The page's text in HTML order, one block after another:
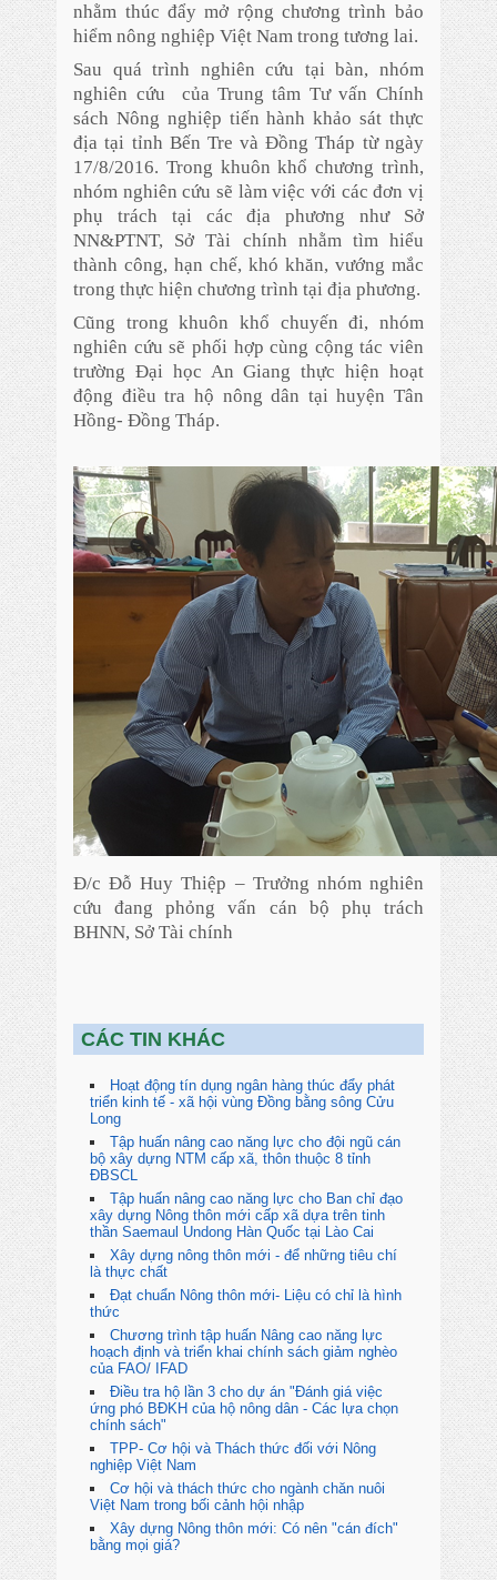
nhằm thúc đẩy mở rộng chương trình bảo
hiểm nông nghiệp Việt Nam trong tương lai.
Sau quá trình nghiên cứu tại bàn, nhóm
nghiên cứu của Trung tâm Tư vấn Chính
sách Nông nghiệp tiến hành khảo sát thực
địa tại tỉnh Bến Tre và Đồng Tháp từ ngày
17/8/2016. Trong khuôn khổ chương trình,
nhóm nghiên cứu sẽ làm việc với các đơn vị
phụ trách tại các địa phương như Sở
NN&PTNT, Sở Tài chính nhằm tìm hiểu
thành công, hạn chế, khó khăn, vướng mắc
trong thực hiện chương trình tại địa phương.
Cũng trong khuôn khổ chuyến đi, nhóm
nghiên cứu sẽ phối hợp cùng cộng tác viên
trường Đại học An Giang thực hiện hoạt
động điều tra hộ nông dân tại huyện Tân
Hồng- Đồng Tháp.
Đ/c Đỗ Huy Thiệp – Trưởng nhóm nghiên
cứu đang phỏng vấn cán bộ phụ trách
BHNN, Sở Tài chính
CÁC TIN KHÁC
Hoạt động tín dụng ngân hàng thúc đẩy phát
triển kinh tế - xã hội vùng Đồng bằng sông Cửu
Long
Tập huấn nâng cao năng lực cho đội ngũ cán
bộ xây dựng NTM cấp xã, thôn thuộc 8 tỉnh
ĐBSCL
Tập huấn nâng cao năng lực cho Ban chỉ đạo
xây dựng Nông thôn mới cấp xã dựa trên tinh
thần Saemaul Undong Hàn Quốc tại Lào Cai
Xây dựng nông thôn mới - để những tiêu chí
là thực chất
Đạt chuẩn Nông thôn mới- Liệu có chỉ là hình
thức
Chương trình tập huấn Nâng cao năng lực
hoạch định và triển khai chính sách giảm nghèo
của FAO/ IFAD
Điều tra hộ lần 3 cho dự án "Đánh giá việc
ứng phó BĐKH của hộ nông dân - Các lựa chọn
chính sách"
TPP- Cơ hội và Thách thức đối với Nông
nghiệp Việt Nam
Cơ hội và thách thức cho ngành chăn nuôi
Việt Nam trong bối cảnh hội nhập
Xây dựng Nông thôn mới: Có nên "cán đích"
bằng mọi giá?